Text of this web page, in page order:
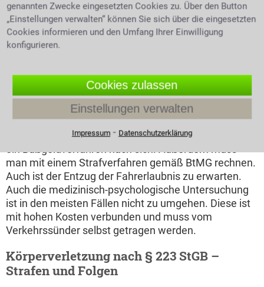
Drogen im Straßenverkehr
Symbolbild alkoholisiert Auto
fahren mit Schnapps und
Nimmt man
Teilnahme am
Straßenverkehr
untersagt. Geregelt wird
dies durch die
Straßenverkehrsordnung. Eine Zuwiderhandlung zieht
ein Bußgeldverfahren nach sich. Außerdem muss
man mit einem Strafverfahren gemäß BtMG rechnen.
Auch ist der Entzug der Fahrerlaubnis zu erwarten.
Auch die medizinisch-psychologische Untersuchung
ist in den meisten Fällen nicht zu umgehen. Diese ist
mit hohen Kosten verbunden und muss vom
Verkehrssünder selbst getragen werden.
Körperverletzung nach § 223 StGB –
Strafen und Folgen
genannten Zwecke eingesetzten Cookies zu. Über den Button
„Einstellungen verwalten“ können Sie sich über die eingesetzten
Cookies informieren und den Umfang Ihrer Einwilligung
konfigurieren.
Cookies zulassen
Einstellungen verwalten
Impressum⁃ Datenschutzerklärung